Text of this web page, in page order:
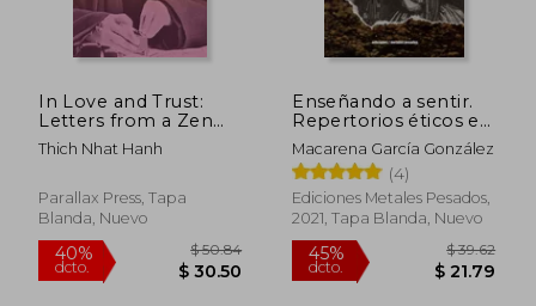
In Love and Trust:
Letters from a Zen
Master (en Inglés)
Thich Nhat Hanh
Parallax Press, Tapa
Blanda, Nuevo
Enseñando a sentir.
Repertorios éticos en
la ficción infantil
Macarena García González
(4)
Ediciones Metales Pesados,
2021, Tapa Blanda, Nuevo